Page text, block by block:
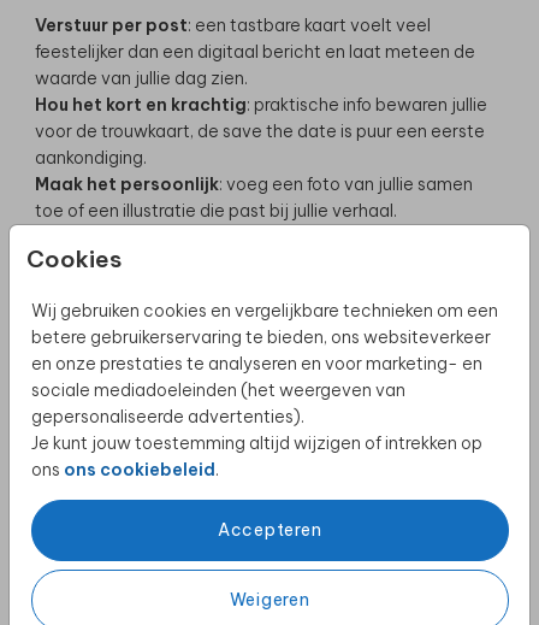
Cookies
Wij gebruiken cookies en vergelijkbare technieken om een
betere gebruikerservaring te bieden, ons websiteverkeer
en onze prestaties te analyseren en voor marketing- en
sociale mediadoeleinden (het weergeven van
gepersonaliseerde advertenties).
Je kunt jouw toestemming altijd wijzigen of intrekken op
ons ons cookiebeleid.
Accepteren
Weigeren
Verstuur per post: een tastbare kaart voelt veel
feestelijker dan een digitaal bericht en laat meteen de
waarde van jullie dag zien.
Hou het kort en krachtig: praktische info bewaren jullie
voor de trouwkaart, de save the date is puur een eerste
aankondiging.
Maak het persoonlijk: voeg een foto van jullie samen
toe of een illustratie die past bij jullie verhaal.
maakt het extra speciaal en zorgt dat de kaart eruit
Een bruiloft in het buitenland vraagt om extra
voorbereiding, maar ook om extra voorpret. Met een save
the date geef je gasten de tijd om alles te regelen én
bouw je samen toe naar jullie bijzondere dag. Het is de
eerste stap in jullie trouwkaarten-tijdlijn, en meteen een
van de leukste. Want zodra die kaarten op de mat vallen,
persoonlijke bruiloftdecoratie
nog meer is.
De bruiloft-foto in de header is gemaakt door Esther van